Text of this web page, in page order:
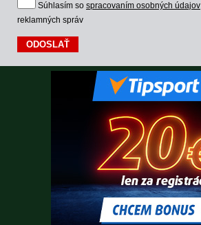
Súhlasím so spracovaním osobných údajov
reklamných správ